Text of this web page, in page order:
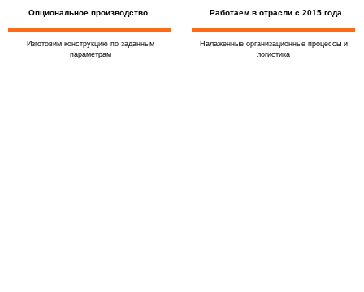
Изготовим конструкцию по заданным
параметрам
Опциональное производство
Налаженные организационные процессы и
логистика
Работаем в отрасли с 2015 года